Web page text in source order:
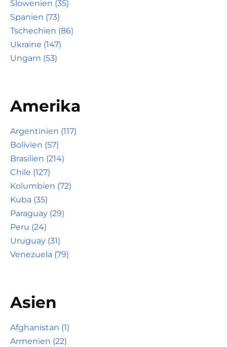
Slowenien (35)
Spanien (73)
Tschechien (86)
Ukraine (147)
Ungarn (53)
Amerika
Argentinien (117)
Bolivien (57)
Brasilien (214)
Chile (127)
Kolumbien (72)
Kuba (35)
Paraguay (29)
Peru (24)
Uruguay (31)
Venezuela (79)
Asien
Afghanistan (1)
Armenien (22)